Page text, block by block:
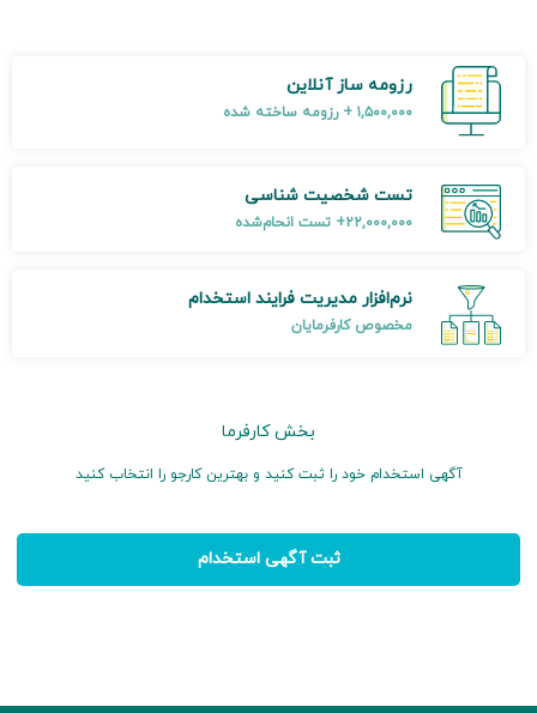
رزومه ‌ساز آنلاین
۱,۵۰۰,۰۰۰ + رزومه ساخته شده
تست‌ شخصیت ‌شناسی
۲۲,۰۰۰,۰۰۰+ تست انحام‌شده
نرم‌افزار مدیریت فرایند استخدام
مخصوص کارفرمایان
بخش کارفرما
آگهی استخدام خود را ثبت کنید و بهترین کارجو را انتخاب کنید
ثبت آگهی استخدام